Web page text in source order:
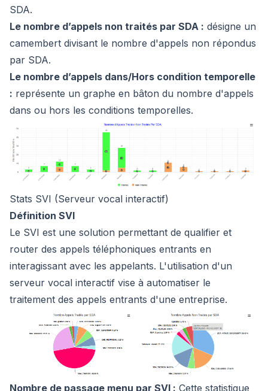
SDA.
Le nombre d’appels non traités par SDA : désigne un
camembert divisant le nombre d'appels non répondus
par SDA.
Le nombre d’appels dans/Hors condition temporelle
: représente un graphe en bâton du nombre d'appels
dans ou hors les conditions temporelles.
Stats SVI (Serveur vocal interactif)
Définition SVI
Le SVI est une solution permettant de qualifier et
router des appels téléphoniques entrants en
interagissant avec les appelants. L'utilisation d'un
serveur vocal interactif vise à automatiser le
traitement des appels entrants d'une entreprise.
Nombre de passage menu par SVI : Cette statistique